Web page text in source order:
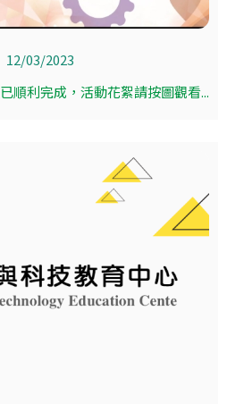
12/03/2023
順利完成，活動花絮請按圖觀看...